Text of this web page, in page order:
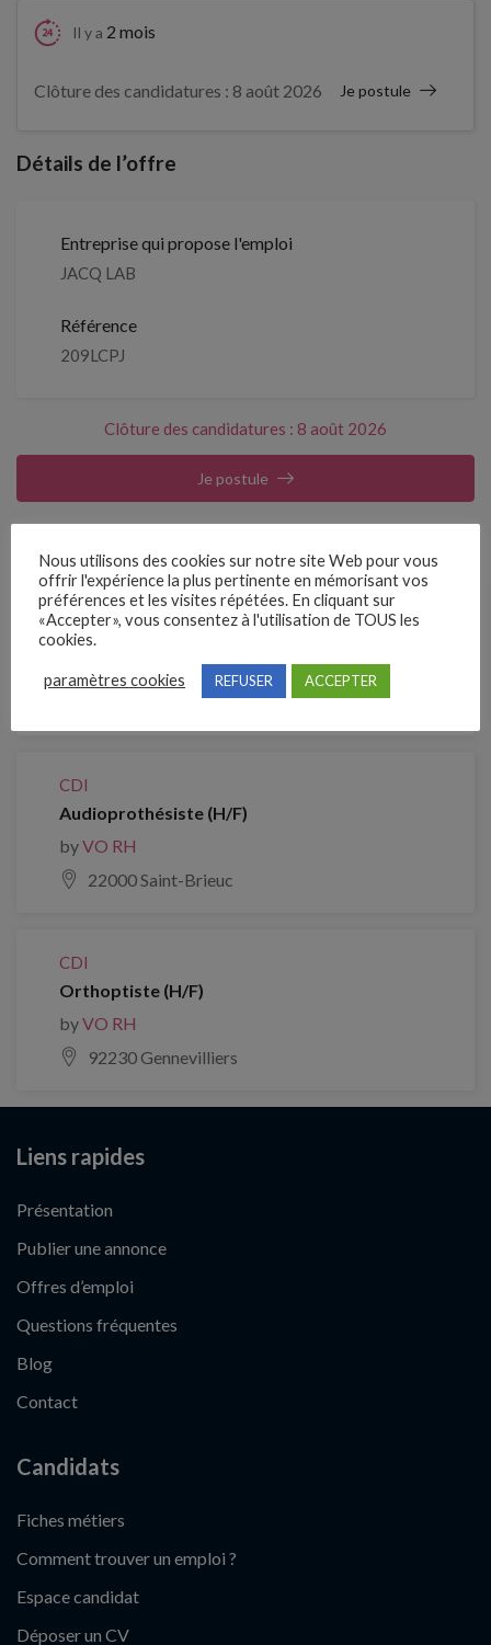
Il y a 2 mois
Clôture des candidatures : 8 août 2026 Je postule
Détails de l’offre
Entreprise qui propose l'emploi
JACQ LAB
Référence
209LCPJ
Clôture des candidatures : 8 août 2026
Je postule
CDI
DIÉTÉTICIEN – H/F
36000 Châteauroux
CDI
Audioprothésiste (H/F)
byVO RH
22000 Saint-Brieuc
CDI
Orthoptiste (H/F)
byVO RH
92230 Gennevilliers
Liens rapides
Présentation
Publier une annonce
Offres d’emploi
Questions fréquentes
Blog
Contact
Candidats
Fiches métiers
Comment trouver un emploi ?
Espace candidat
Déposer un CV
Nous utilisons des cookies sur notre site Web pour vous
offrir l'expérience la plus pertinente en mémorisant vos
préférences et les visites répétées. En cliquant sur
«Accepter», vous consentez à l'utilisation de TOUS les
cookies.
paramètres cookies REFUSER ACCEPTER